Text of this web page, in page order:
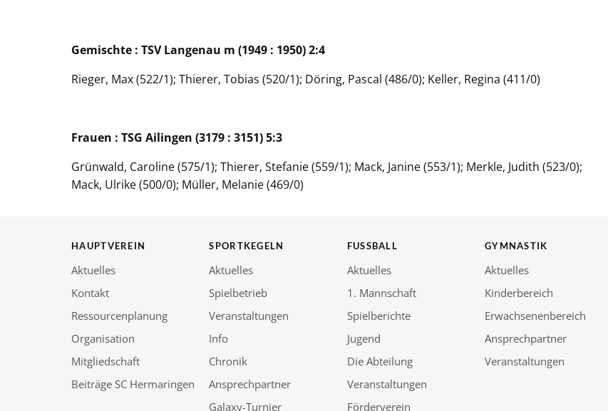
Gemischte : TSV Langenau m (1949 : 1950) 2:4
Rieger, Max (522/1); Thierer, Tobias (520/1); Döring, Pascal (486/0); Keller, Regina (411/0)
Frauen : TSG Ailingen (3179 : 3151) 5:3
Grünwald, Caroline (575/1); Thierer, Stefanie (559/1); Mack, Janine (553/1); Merkle, Judith (523/0);
Mack, Ulrike (500/0); Müller, Melanie (469/0)
HAUPTVEREIN
Aktuelles
Kontakt
Ressourcenplanung
Organisation
Mitgliedschaft
Beiträge SC Hermaringen
SPORTKEGELN
Aktuelles
Spielbetrieb
Veranstaltungen
Info
Chronik
Ansprechpartner
Galaxy-Turnier
FUSSBALL
Aktuelles
1. Mannschaft
Spielberichte
Jugend
Die Abteilung
Veranstaltungen
Förderverein
GYMNASTIK
Aktuelles
Kinderbereich
Erwachsenenbereich
Ansprechpartner
Veranstaltungen